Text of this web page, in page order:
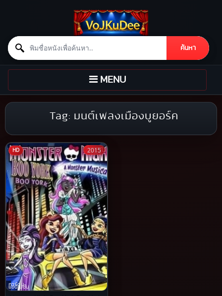
Search for:
ค้นหา
Skip to content
TOGGLE
NAVIGATION
MENU
Tag: มนต์เพลงเมืองบูยอร์ค
HD
การ์ตูน
แอนิเมชัน
2015